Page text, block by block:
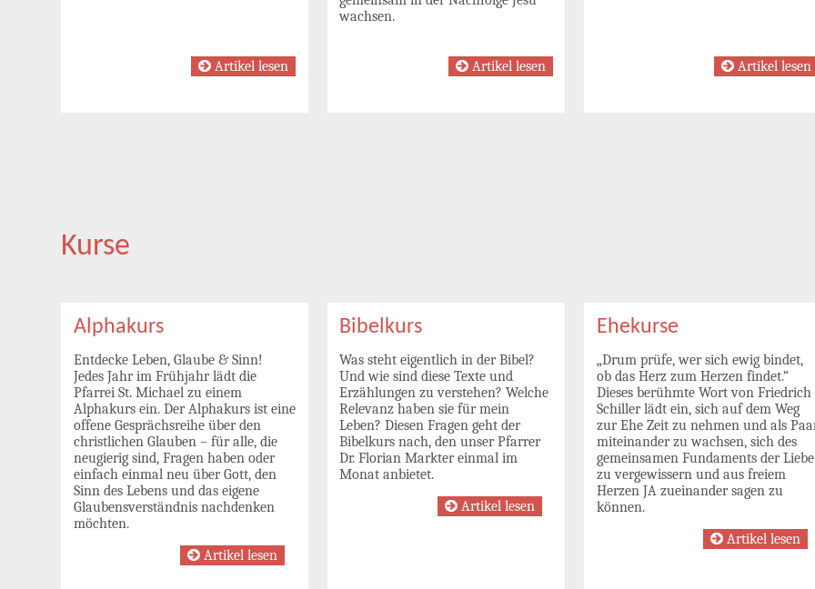
Artikel lesen
wachsen.
Artikel lesen Artikel lesen
Kurse
Alphakurs
Entdecke Leben, Glaube & Sinn!
Jedes Jahr im Frühjahr lädt die
Pfarrei St. Michael zu einem
Alphakurs ein. Der Alphakurs ist eine
offene Gesprächsreihe über den
christlichen Glauben – für alle, die
neugierig sind, Fragen haben oder
einfach einmal neu über Gott, den
Sinn des Lebens und das eigene
Glaubensverständnis nachdenken
möchten.
Artikel lesen
Bibelkurs
Was steht eigentlich in der Bibel?
Und wie sind diese Texte und
Erzählungen zu verstehen? Welche
Relevanz haben sie für mein
Leben? Diesen Fragen geht der
Bibelkurs nach, den unser Pfarrer
Dr. Florian Markter einmal im
Monat anbietet.
Artikel lesen
Ehekurse
„Drum prüfe, wer sich ewig bindet,
ob das Herz zum Herzen findet.“
Dieses berühmte Wort von Friedrich
Schiller lädt ein, sich auf dem Weg
zur Ehe Zeit zu nehmen und als
miteinander zu wachsen, sich des
gemeinsamen Fundaments der Liebe
zu vergewissern und aus freiem
Herzen JA zueinander sagen zu
können.
Artikel lesen